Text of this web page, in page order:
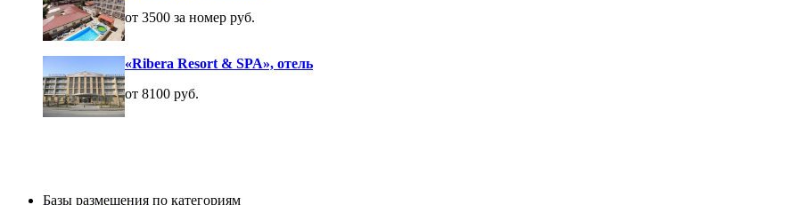
от 3500 за номер руб.
«Ribera Resort & SPA», отель
от 8100 руб.
Базы размещения по категориям